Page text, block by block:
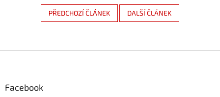
PŘEDCHOZÍ ČLÁNEK DALŠÍ ČLÁNEK
Facebook